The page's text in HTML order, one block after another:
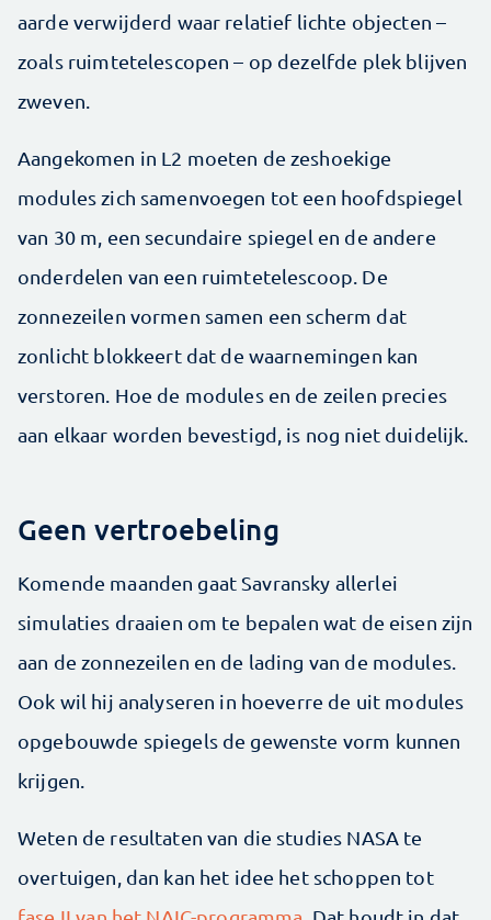
aarde verwijderd waar relatief lichte objecten –
zoals ruimtetelescopen – op dezelfde plek blijven
zweven.
Aangekomen in L2 moeten de zeshoekige
modules zich samenvoegen tot een hoofdspiegel
van 30 m, een secundaire spiegel en de andere
onderdelen van een ruimtetelescoop. De
zonnezeilen vormen samen een scherm dat
zonlicht blokkeert dat de waarnemingen kan
verstoren. Hoe de modules en de zeilen precies
aan elkaar worden bevestigd, is nog niet duidelijk.
Geen vertroebeling
Komende maanden gaat Savransky allerlei
simulaties draaien om te bepalen wat de eisen zijn
aan de zonnezeilen en de lading van de modules.
Ook wil hij analyseren in hoeverre de uit modules
opgebouwde spiegels de gewenste vorm kunnen
krijgen.
Weten de resultaten van die studies NASA te
overtuigen, dan kan het idee het schoppen tot